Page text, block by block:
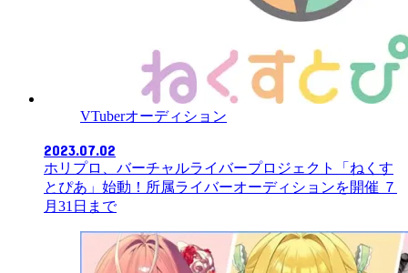
VTuberオーディション
2023.07.02
ホリプロ、バーチャルライバープロジェクト「ねくす
とぴあ」始動！所属ライバーオーディションを開催 ７
月31日まで